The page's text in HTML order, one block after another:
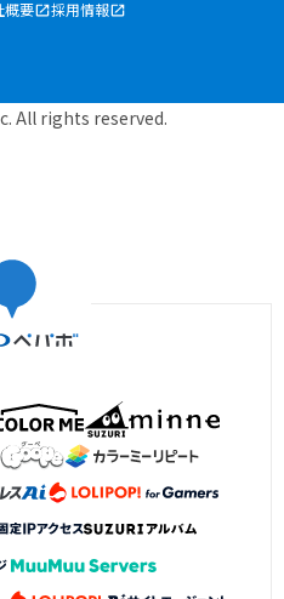
概要 採用情報
All rights reserved.